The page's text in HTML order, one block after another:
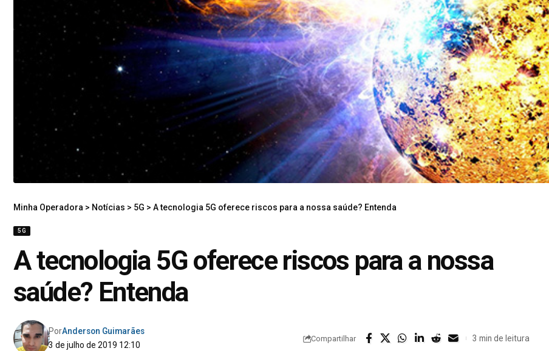
Minha Operadora > Notícias > 5G > A tecnologia 5G oferece riscos para a nossa saúde? Entenda
5G
A tecnologia 5G oferece riscos para a nossa
saúde? Entenda
3 de julho de 2019 12:10
PorAnderson Guimarães
Compartilhar 3 min de leitura